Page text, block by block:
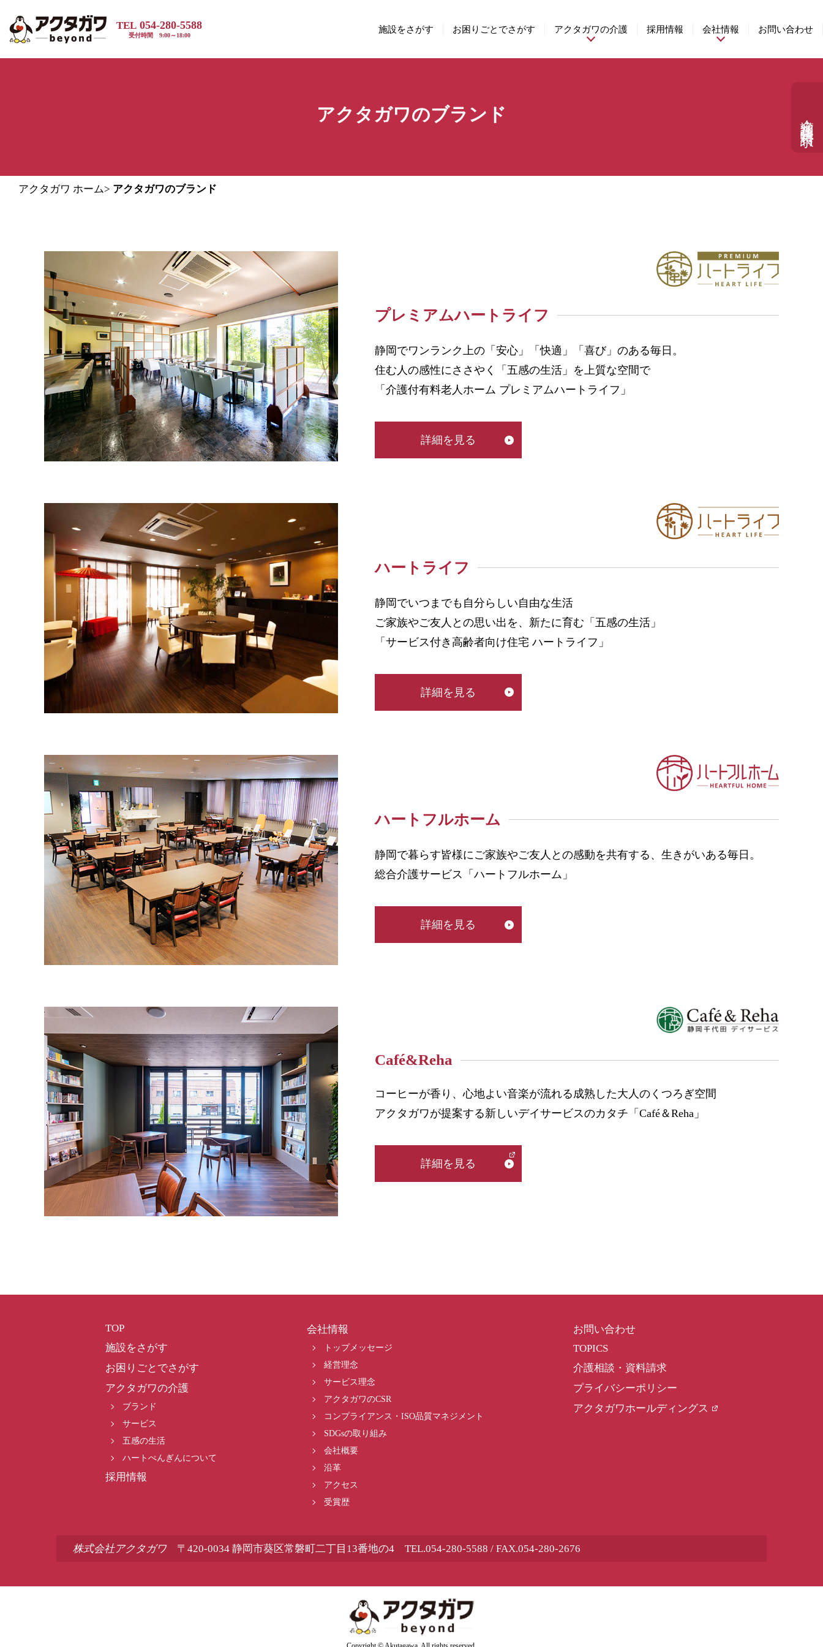
介護相談・資料請求
TEL 054-280-5588
受付時間 9:00～18:00
施設をさがす お困りごとでさがす アクタガワの介護 採用情報 会社情報 お問い合わせ
アクタガワのブランド
アクタガワ ホーム> アクタガワのブランド
プレミアムハートライフ
静岡でワンランク上の「安心」「快適」「喜び」のある毎日。
住む人の感性にささやく「五感の生活」を上質な空間で
「介護付有料老人ホーム プレミアムハートライフ」
詳細を見る
ハートライフ
静岡でいつまでも自分らしい自由な生活
ご家族やご友人との思い出を、新たに育む「五感の生活」
「サービス付き高齢者向け住宅 ハートライフ」
詳細を見る
ハートフルホーム
静岡で暮らす皆様にご家族やご友人との感動を共有する、生きがいある毎日。
総合介護サービス「ハートフルホーム」
詳細を見る
Café&Reha
コーヒーが香り、心地よい音楽が流れる成熟した大人のくつろぎ空間
アクタガワが提案する新しいデイサービスのカタチ「Café＆Reha」
詳細を見る
TOP
施設をさがす
お困りごとでさがす
アクタガワの介護
ブランド
サービス
五感の生活
ハートぺんぎんについて
採用情報
会社情報
トップメッセージ
経営理念
サービス理念
アクタガワのCSR
コンプライアンス・ISO品質マネジメント
SDGsの取り組み
会社概要
沿革
アクセス
受賞歴
お問い合わせ
TOPICS
介護相談・資料請求
プライバシーポリシー
アクタガワホールディングス
株式会社アクタガワ 〒420-0034 静岡市葵区常磐町二丁目13番地の4 TEL.054-280-5588 / FAX.054-280-2676